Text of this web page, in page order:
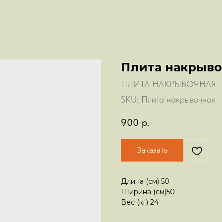
Плита
ПЛИТА НАКРЫВОЧНАЯ
SKU: Плита накрывочная
900 р.
Заказать
Длина (см) 50
Ширина (см)50
Вес (кг) 24